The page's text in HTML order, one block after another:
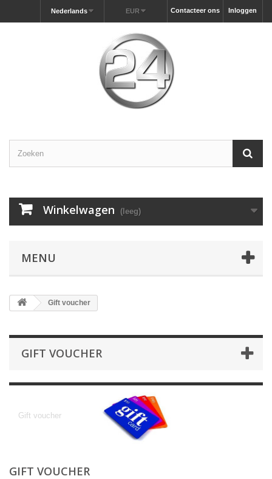
Inloggen
Contacteer ons
EUR
Nederlands
Winkelwagen (leeg)
MENU
Gift voucher
GIFT VOUCHER
Gift voucher
GIFT VOUCHER